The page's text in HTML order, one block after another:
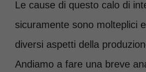
Le cause di questo calo di
sicuramente sono molteplici
diversi aspetti della
Andiamo a fare una breve